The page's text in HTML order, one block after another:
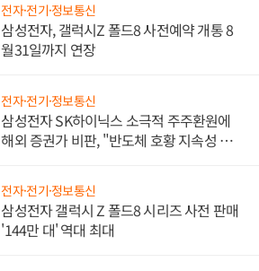
전자·전기·정보통신
삼성전자, 갤럭시Z 폴드8 사전예약 개통 8
월31일까지 연장
전자·전기·정보통신
삼성전자 SK하이닉스 소극적 주주환원에
해외 증권가 비판, "반도체 호황 지속성 의
전자·전기·정보통신
삼성전자 갤럭시 Z 폴드8 시리즈 사전 판매
'144만 대' 역대 최대